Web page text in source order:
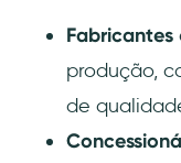
Fabricantes
produção,
de